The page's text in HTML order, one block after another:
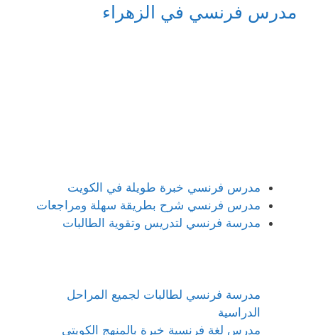
مدرس فرنسي في الزهراء
مدرس فرنسي خبرة طويلة في الكويت
مدرس فرنسي شرح بطريقة سهلة ومراجعات
مدرسة فرنسي لتدريس وتقوية الطالبات
مدرسة فرنسي لطالبات لجميع المراحل
الدراسية
مدرس لغة فرنسية خبرة بالمنهج الكويتي